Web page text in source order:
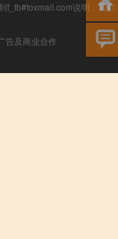
f_fb#foxmail.com说明，我们
告及商业合作